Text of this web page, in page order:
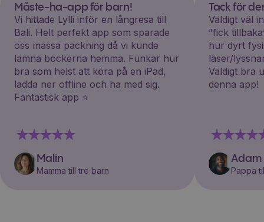
Måste-ha-app för barn!
Vi hittade Lylli inför en långresa till
Bali. Helt perfekt app som sparade
oss massa packning då vi kunde
lämna böckerna hemma. Funkar hur
bra som helst att köra på en iPad,
ladda ner offline och ha med sig.
Fantastisk app ⭐️
Malin
Mamma till tre barn
Tack för
Väldigt väl
”fick
hur dyrt
läser/
Väldigt bra
denna app!
Adam
Pappa